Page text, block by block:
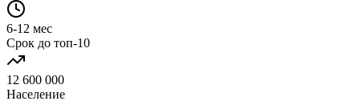
6-12 мес
Срок до топ-10
12 600 000
Население